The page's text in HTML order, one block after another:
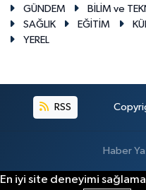
GÜNDEM BİLİM ve
SAĞLIK
EĞİTİM
YEREL
RSS
Haber
En iyi site deneyimi